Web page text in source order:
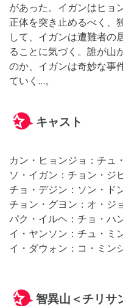
があった。イガンはヒョ
正体を突き止めるべく、
して、イガンは遭難者の
ることに気づく。誰が山
のか、イガンは奇妙な事
ていく…。
キャスト
カン・ヒョンジョ：チュ
ソ・イガン：チョン・ジ
チョ・デジン：ソン・ド
チョン・グヨン：オ・ジ
パク・イルヘ：チョ・ハ
イ・ヤンソン：チュ・ミ
イ・ダウォン：コ・ミン
智異山＜チリサ